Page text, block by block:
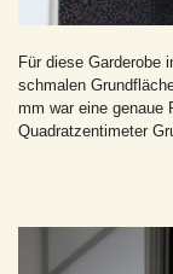
Für diese Garderobe
schmalen
mm war eine genaue
Quadratzentimeter